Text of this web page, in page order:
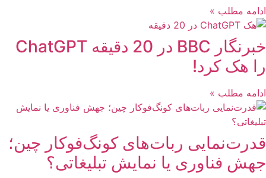
ادامه مطلب »
خبرنگار BBC در 20 دقیقه ChatGPT
را هک کرد!
ادامه مطلب »
قدرت‌نمایی ربات‌های کونگ‌فوکار چین؛
جهش فناوری یا نمایش تبلیغاتی؟